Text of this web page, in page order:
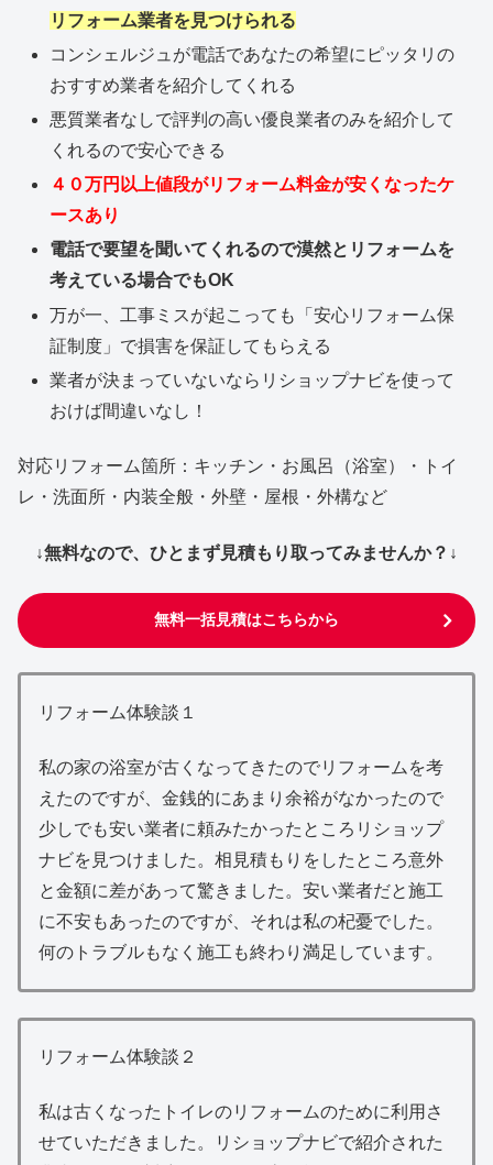
リフォーム業者を見つけられる
コンシェルジュが電話であなたの希望にピッタリの
おすすめ業者を紹介してくれる
悪質業者なしで評判の高い優良業者のみを紹介して
くれるので安心できる
４０万円以上値段がリフォーム料金が安くなったケ
ースあり
電話で要望を聞いてくれるので漠然とリフォームを
考えている場合でもOK
万が一、工事ミスが起こっても「安心リフォーム保
証制度」で損害を保証してもらえる
業者が決まっていないならリショップナビを使って
おけば間違いなし！
対応リフォーム箇所：キッチン・お風呂（浴室）・トイ
レ・洗面所・内装全般・外壁・屋根・外構など
↓無料なので、ひとまず見積もり取ってみませんか？↓
無料一括見積はこちらから
リフォーム体験談１
私の家の浴室が古くなってきたのでリフォームを考
えたのですが、金銭的にあまり余裕がなかったので
少しでも安い業者に頼みたかったところリショップ
ナビを見つけました。相見積もりをしたところ意外
と金額に差があって驚きました。安い業者だと施工
に不安もあったのですが、それは私の杞憂でした。
何のトラブルもなく施工も終わり満足しています。
リフォーム体験談２
私は古くなったトイレのリフォームのために利用さ
せていただきました。リショップナビで紹介された